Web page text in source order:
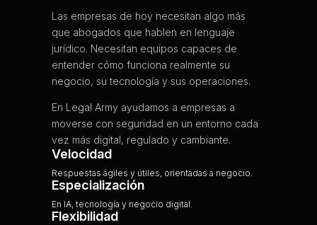
Las empresas de hoy necesitan algo más
que abogados que hablen en lenguaje
jurídico. Necesitan equipos capaces de
entender cómo funciona realmente su
negocio, su tecnología y sus operaciones.
En Legal Army ayudamos a empresas a
moverse con seguridad en un entorno cada
vez más digital, regulado y cambiante.
Velocidad
Respuestas ágiles y útiles, orientadas a negocio.
Especialización
En IA, tecnología y negocio digital.
Flexibilidad